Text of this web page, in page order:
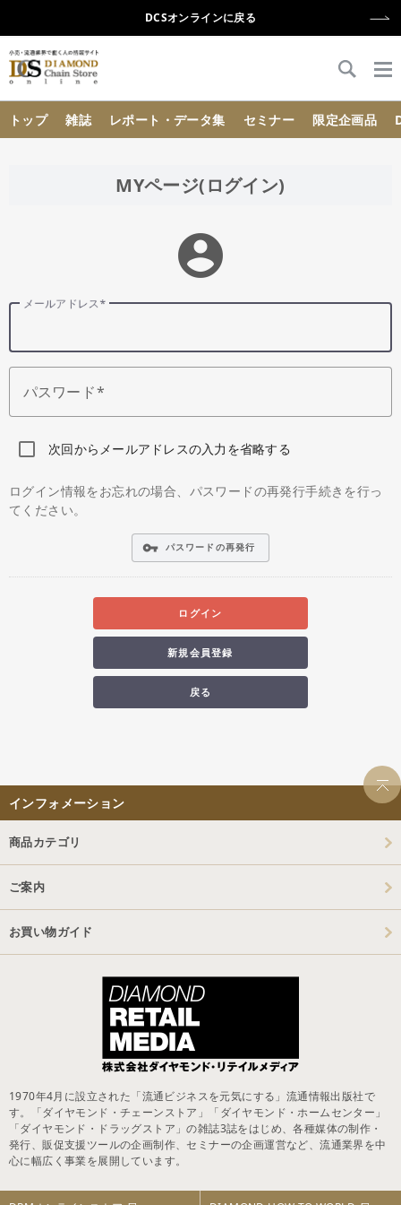
DCSオンラインに戻る
トップ 雑誌 レポート・データ集 セミナー 限定企画品
MYページ(ログイン)
account_circle
メールアドレス
パスワード
次回からメールアドレスの入力を省略する
ログイン情報をお忘れの場合、パスワードの再発行手続きを行っ
てください。
vpn_key パスワードの再発行
ログイン
新規会員登録
戻る
インフォメーション
商品カテゴリ
ご案内
お買い物ガイド
1970年4月に設立された「流通ビジネスを元気にする」流通情報出版社で
す。「ダイヤモンド・チェーンストア」「ダイヤモンド・ホームセンター」
「ダイヤモンド・ドラッグストア」の雑誌3誌をはじめ、各種媒体の制作・
発行、販促支援ツールの企画制作、セミナーの企画運営など、流通業界を中
心に幅広く事業を展開しています。